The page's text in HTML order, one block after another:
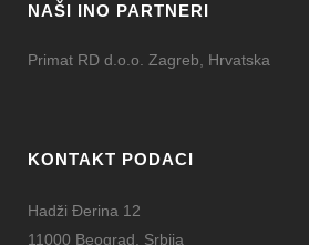
NAŠI INO PARTNERI
Primat RD d.o.o. Zagreb, Hrvatska
KONTAKT PODACI
Hadži Đerina 12
11000 Beograd, Srbija